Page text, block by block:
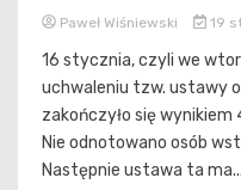
Paweł Wiśniewski 19
16 stycznia, czyli we
uchwaleniu tzw. ustawy
zakończyło się wynikiem
Nie odnotowano osób
Następnie ustawa ta ma...